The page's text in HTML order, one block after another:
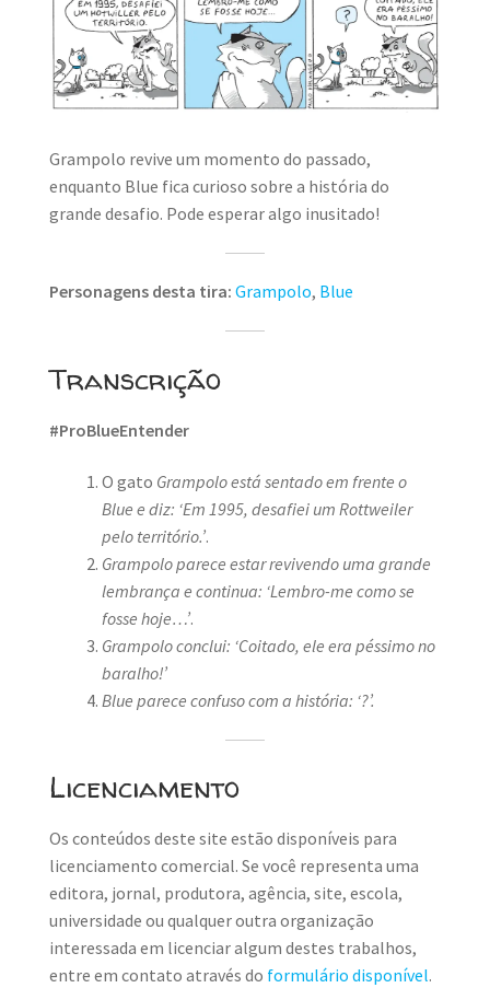
Grampolo revive um momento do passado,
enquanto Blue fica curioso sobre a história do
grande desafio. Pode esperar algo inusitado!
Personagens desta tira: Grampolo, Blue
Transcrição
#ProBlueEntender
O gato Grampolo está sentado em frente o
Blue e diz: ‘Em 1995, desafiei um Rottweiler
pelo território.’.
Grampolo parece estar revivendo uma grande
lembrança e continua: ‘Lembro-me como se
fosse hoje…’.
Grampolo conclui: ‘Coitado, ele era péssimo no
baralho!’
Blue parece confuso com a história: ‘?’.
Licenciamento
Os conteúdos deste site estão disponíveis para
licenciamento comercial. Se você representa uma
editora, jornal, produtora, agência, site, escola,
universidade ou qualquer outra organização
interessada em licenciar algum destes trabalhos,
entre em contato através do formulário disponível.